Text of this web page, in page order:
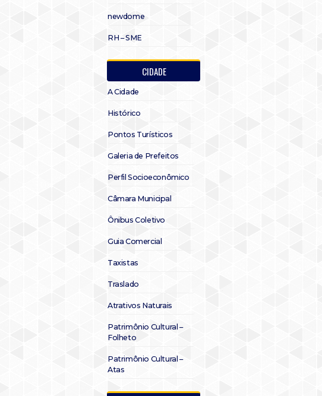
newdome
RH – SME
CIDADE
A Cidade
Histórico
Pontos Turísticos
Galeria de Prefeitos
Perfil Socioeconômico
Câmara Municipal
Ônibus Coletivo
Guia Comercial
Taxistas
Traslado
Atrativos Naturais
Patrimônio Cultural –
Folheto
Patrimônio Cultural –
Atas